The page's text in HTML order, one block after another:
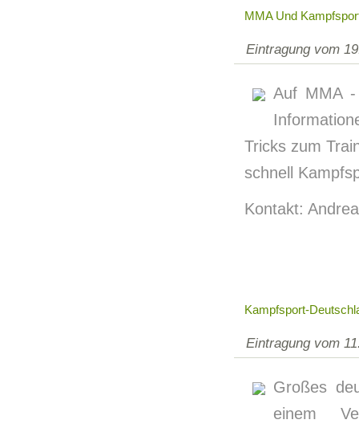
MMA Und
Eintragung vom
Auf MMA -
Tricks zum
schnell
Kontakt:
Kampfsport-
Eintragung vom
Großes
einem